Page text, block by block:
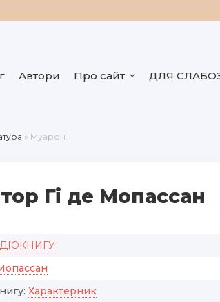
Автори Про сайт ДЛЯ
» Муарон
Гі де Мопассан
Характерник